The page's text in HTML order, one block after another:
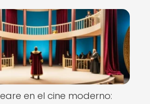
en el cine moderno: